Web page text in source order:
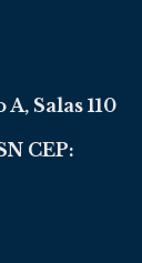
Salas 110
CEP: